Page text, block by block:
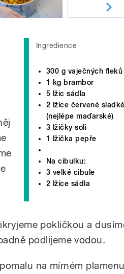
Ingredience
300 g vaječných fleků
1 kg brambor
5 lžic sádla
2 lžíce červené
(nejlépe maďarské)
3 lžičky soli
1 lžička pepře
Na cibulku:
3 velké cibule
2 lžíce sádla
pokličkou a
podlijeme vodou.
na mírném plamenu